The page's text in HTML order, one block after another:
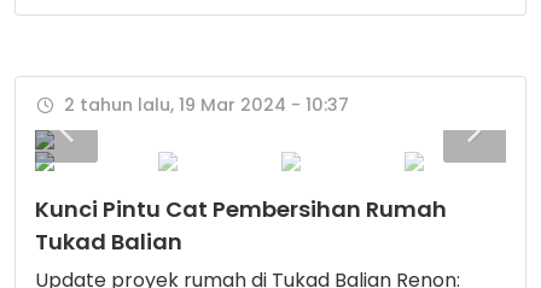
2 tahun lalu, 19 Mar 2024 - 10:37
Kunci Pintu Cat Pembersihan Rumah
Tukad Balian
Update proyek rumah di Tukad Balian Renon: